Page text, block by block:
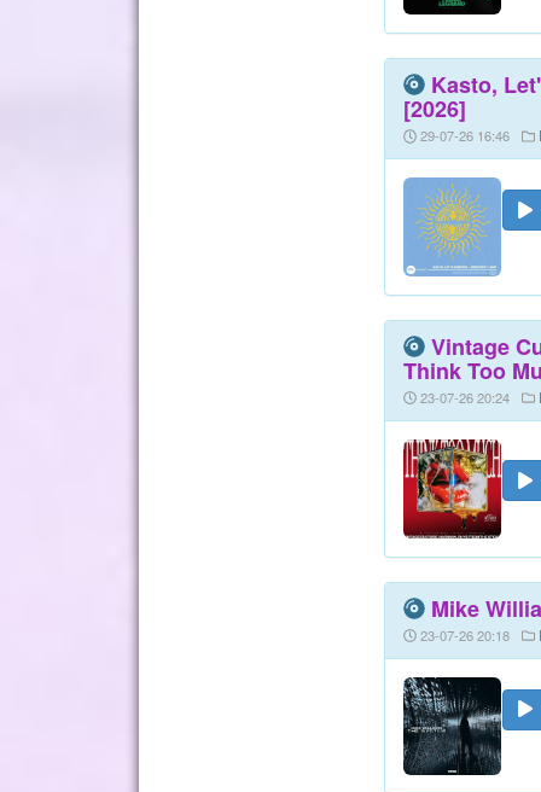
Kasto,
[2026]
29-07-26 16:46
Vintage
Think Too
23-07-26 20:24
Mike
23-07-26 20:18